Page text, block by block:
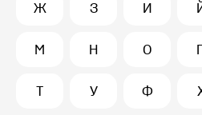
Ж З И
М Н О
Т У Ф